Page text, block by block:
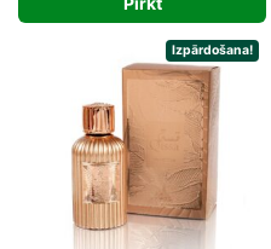
was:
40,00 €.
is:
30,53 €.
Izpārdošana!